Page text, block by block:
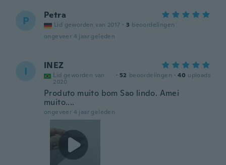
P Petra
Lid geworden van 2017 · 3 beoordelingen
ongeveer 4 jaar geleden
I INEZ
Lid geworden van
2020
· 52 beoordelingen · 40 uploads
Produto muito bom Sao lindo. Amei
muito....
ongeveer 4 jaar geleden